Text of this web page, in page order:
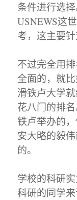
条件进行选择
USNEWS这
考，这主要
不过完全用
全面的，就
滑铁卢大学
花八门的排
铁卢举办的
安大略的毅
的。
学校的科研
科研的同学